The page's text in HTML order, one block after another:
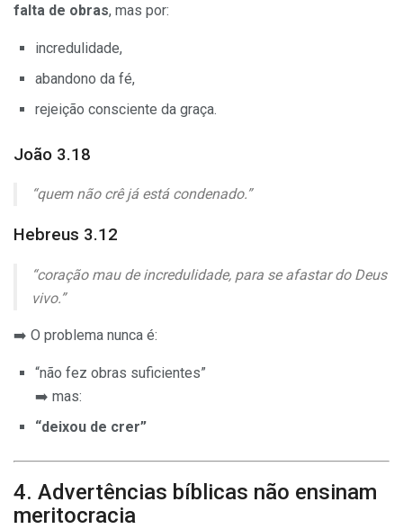
falta de obras, mas por:
incredulidade,
abandono da fé,
rejeição consciente da graça.
João 3.18
“quem não crê já está condenado.”
Hebreus 3.12
“coração mau de incredulidade, para se afastar do Deus
vivo.”
➡️ O problema nunca é:
“não fez obras suficientes”
➡️ mas:
“deixou de crer”
4. Advertências bíblicas não ensinam
meritocracia